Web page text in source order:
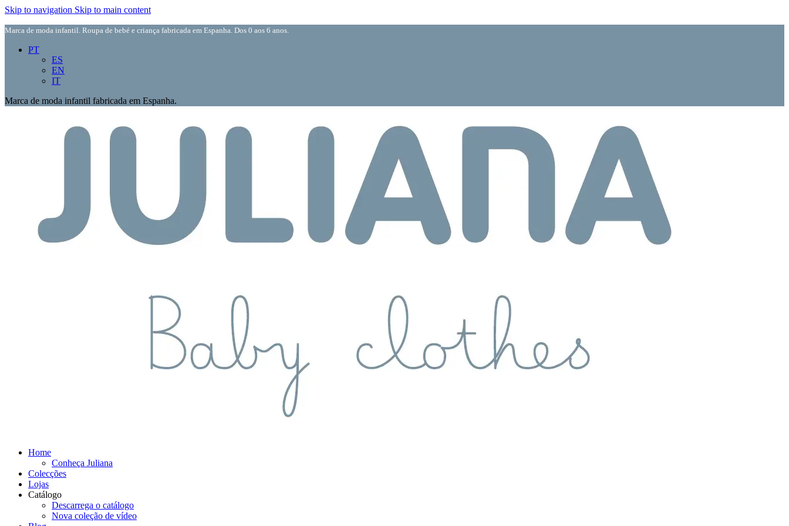
Skip to navigation Skip to main content
Marca de moda infantil. Roupa de bebé e criança fabricada em Espanha. Dos 0 aos 6 anos.
PT
ES
EN
IT
Marca de moda infantil fabricada em Espanha.
Home
Conheça Juliana
Colecções
Lojas
Catálogo
Descarrega o catálogo
Nova coleção de vídeo